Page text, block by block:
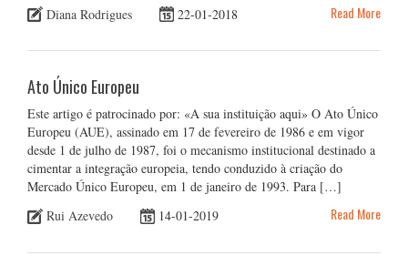
Diana Rodrigues
22-01-2018 Read More
Ato Único Europeu
Este artigo é patrocinado por: «A sua instituição aqui» O Ato Único
Europeu (AUE), assinado em 17 de fevereiro de 1986 e em vigor
desde 1 de julho de 1987, foi o mecanismo institucional destinado a
cimentar a integração europeia, tendo conduzido à criação do
Mercado Único Europeu, em 1 de janeiro de 1993. Para […]
Rui Azevedo
14-01-2019 Read More